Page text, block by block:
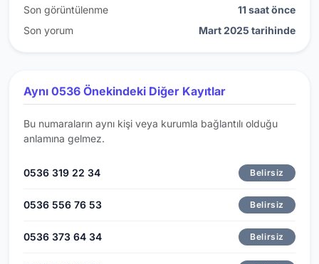
Son görüntülenme
11 saat önce
Son yorum
Mart 2025 tarihinde
Aynı 0536 Önekindeki Diğer Kayıtlar
Bu numaraların aynı kişi veya kurumla bağlantılı olduğu
anlamına gelmez.
0536 319 22 34 Belirsiz
0536 556 76 53 Belirsiz
0536 373 64 34 Belirsiz